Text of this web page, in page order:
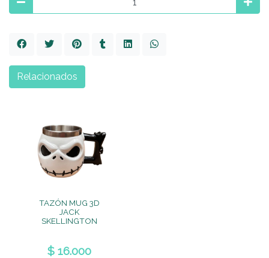
TAZÓN MUG 3D
JACK
SKELLINGTON
$ 16.000
Relacionados